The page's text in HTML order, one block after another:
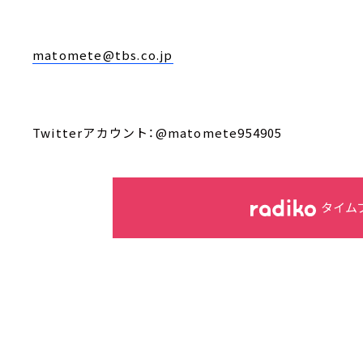
matomete@tbs.co.jp
Twitterアカウント：@matomete954905
タイム